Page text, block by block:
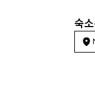
숙소